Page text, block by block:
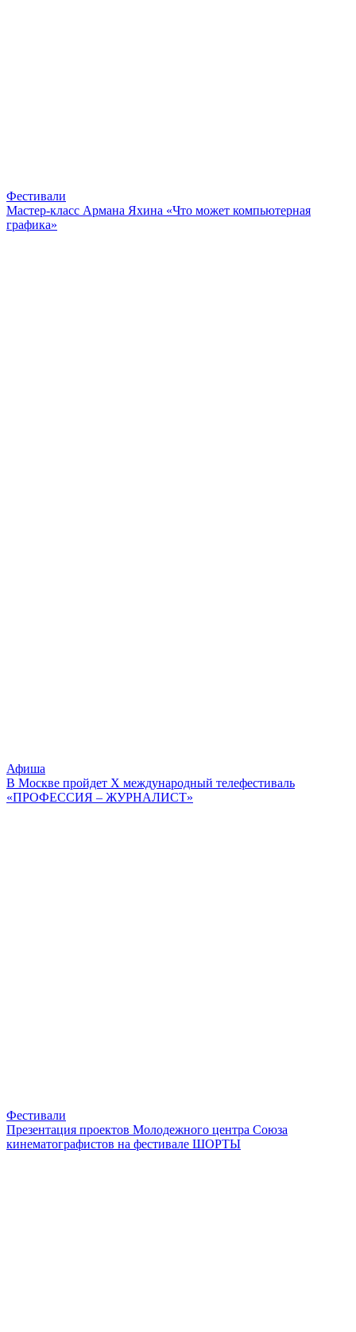
Фестивали
Мастер-класс Армана Яхина «Что может компьютерная
графика»
Афиша
В Москве пройдет X международный телефестиваль
«ПРОФЕССИЯ – ЖУРНАЛИСТ»
Фестивали
Презентация проектов Молодежного центра Союза
кинематографистов на фестивале ШОРТЫ